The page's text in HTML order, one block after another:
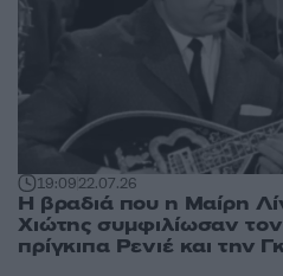
19:0922.07.26
Η βραδιά που η Μαίρη
Χιώτης συμφιλίωσαν
πρίγκιπα Ρενιέ και την